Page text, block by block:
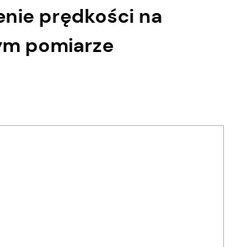
prędkości na
pomiarze